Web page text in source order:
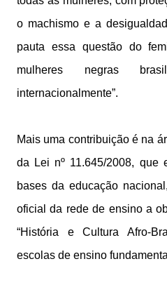
o machismo e a
pauta essa questão do
mulheres negras
internacionalmente”.
Mais uma contribuição é na
da Lei nº 11.645/2008, que
bases da educação
oficial da rede de ensino a
“História e Cultura Afro-
escolas de ensino